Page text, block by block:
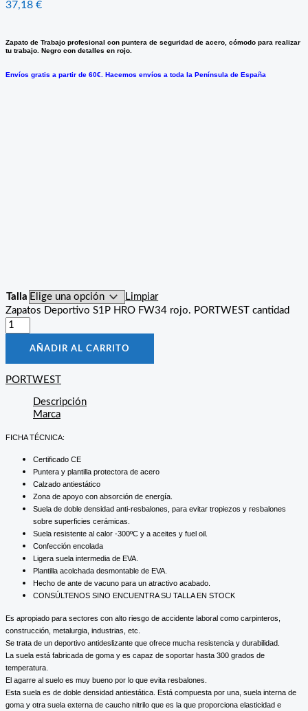
37,18 €
Zapato de Trabajo profesional con puntera de seguridad de acero, cómodo para realizar
tu trabajo. Negro con detalles en rojo.
Envíos gratis a partir de 60€. Hacemos envíos a toda la Península de España
Talla
Limpiar
Zapatos Deportivo S1P HRO FW34 rojo. PORTWEST cantidad
AÑADIR AL CARRITO
PORTWEST
Descripción
Marca
FICHA TÉCNICA:
Certificado CE
Puntera y plantilla protectora de acero
Calzado antiestático
Zona de apoyo con absorción de energía.
Suela de doble densidad anti-resbalones, para evitar tropiezos y resbalones
sobre superficies cerámicas.
Suela resistente al calor -300ºC y a aceites y fuel oil.
Confección encolada
Ligera suela intermedia de EVA.
Plantilla acolchada desmontable de EVA.
Hecho de ante de vacuno para un atractivo acabado.
CONSÚLTENOS SINO ENCUENTRA SU TALLA EN STOCK
Es apropiado para sectores con alto riesgo de accidente laboral como carpinteros,
construcción, metalurgia, industrias, etc.
Se trata de un deportivo antideslizante que ofrece mucha resistencia y durabilidad.
La suela está fabricada de goma y es capaz de soportar hasta 300 grados de
temperatura.
El agarre al suelo es muy bueno por lo que evita resbalones.
Esta suela es de doble densidad antiestática. Está compuesta por una, suela interna de
goma y otra suela externa de caucho nitrilo que es la que proporciona elasticidad e